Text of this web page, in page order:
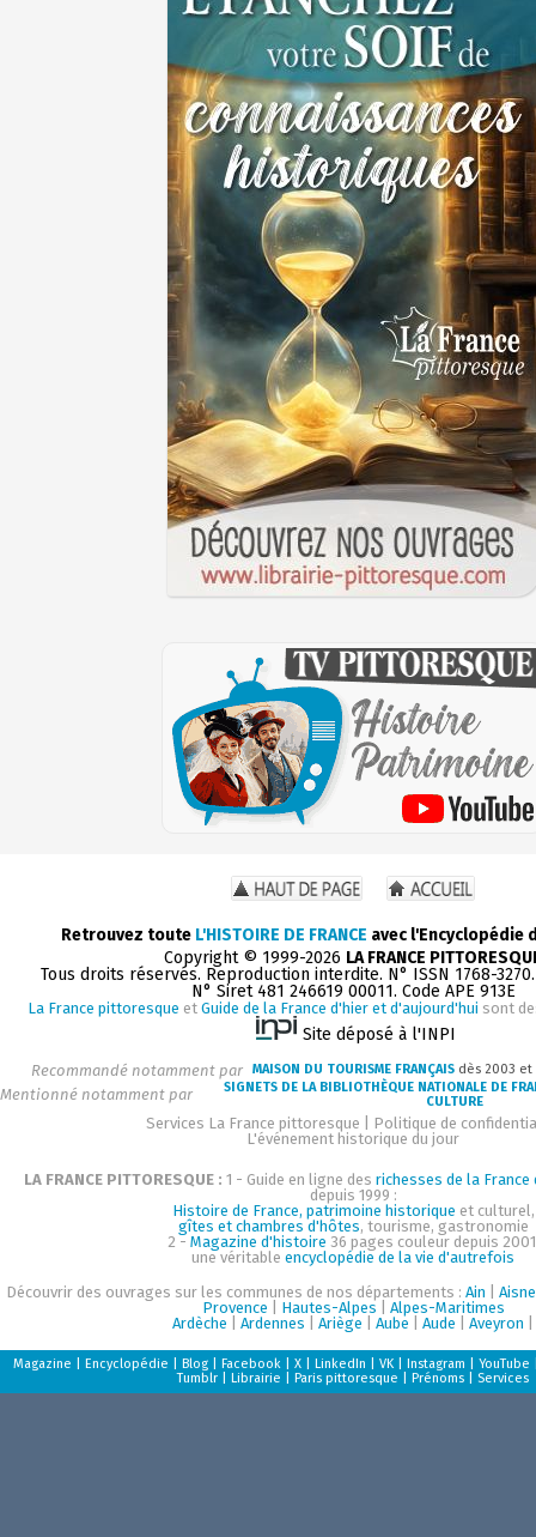
Retrouvez toute L'HISTOIRE DE FRANCE avec l'Encyclopédie
Copyright © 1999-2026 LA FRANCE
Tous droits réservés. Reproduction interdite. N° ISSN 1768-
N° Siret 481 246619 00011. Code APE 913E
La France pittoresque et Guide de la France d'hier et d'aujourd'hui sont
Site déposé à l'INPI
Recommandé notamment par MAISON DU TOURISME FRANÇAIS dès 2003 et
Mentionné notamment par
SIGNETS DE LA BIBLIOTHÈQUE NATIONALE DE
CULTURE
Services La France pittoresque
Politique de
L'événement historique du jour
LA FRANCE PITTORESQUE : 1 - Guide en ligne des richesses de la
depuis 1999 :
Histoire de France, patrimoine historique et culturel,
gîtes et chambres d'hôtes, tourisme, gastronomie
2 - Magazine d'histoire 36 pages couleur depuis
une véritable encyclopédie de la vie d'autrefois
Découvrir des ouvrages sur les communes de nos départements : Ain
Aisne
Provence
Hautes-Alpes
Alpes-Maritimes
Ardèche
Ardennes Ariège Aube Aude Aveyron
Magazine Encyclopédie Blog Facebook X LinkedIn VK Instagram YouTube
Tumblr
Librairie Paris pittoresque Prénoms Services